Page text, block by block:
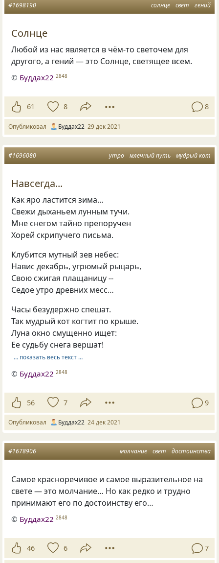
солнце свет гений
#1698190
Солнце
Любой из нас является в чём-то светочем для
другого, а гений — это Солнце, светящее всем.
© Буддах22 2848
61 8 8
Опубликовал Буддах22 29 дек 2021
утро млечный путь мудрый кот
#1696080
Навсегда...
Как яро ластится зима…
Свежи дыханьем лунным тучи.
Мне снегом тайно препоручен
Хорей скрипучего письма.
Клубится мутный зев небес:
Навис декабрь, угрюмый рыцарь,
Свою сжигая плащаницу --
Седое утро древних месс…
Часы безудержно спешат.
Так мудрый кот когтит по крыше.
Луна окно смущенно ищет:
Ее судьбу снега вершат!
… показать весь текст …
© Буддах22 2848
56 7 9
Опубликовал Буддах22 24 дек 2021
молчание свет достоинства
#1678906
Самое красноречивое и самое выразительное на
свете — это молчание… Но как редко и трудно
принимают его по достоинству его…
© Буддах22 2848
46 6 7